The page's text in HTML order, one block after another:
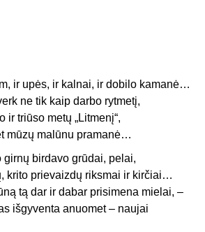
ir upės, ir kalnai, ir dobilo kamanė…
ne tik kaip darbo rytmetį,
ir triūso metų „Litmenį“,
mūzų malūnu pramanė…
girnų birdavo grūdai, pelai,
krito prievaizdų riksmai ir kirčiai…
tą dar ir dabar prisimena mielai, –
išgyventa anuomet – naujai